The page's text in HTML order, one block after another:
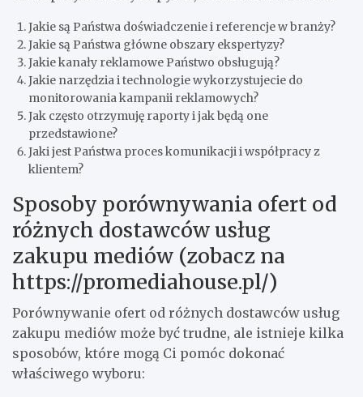
Jakie są Państwa doświadczenie i referencje w branży?
Jakie są Państwa główne obszary ekspertyzy?
Jakie kanały reklamowe Państwo obsługują?
Jakie narzędzia i technologie wykorzystujecie do
monitorowania kampanii reklamowych?
Jak często otrzymuję raporty i jak będą one
przedstawione?
Jaki jest Państwa proces komunikacji i współpracy z
klientem?
Sposoby porównywania ofert od
różnych dostawców usług
zakupu mediów (zobacz na
https://promediahouse.pl/)
Porównywanie ofert od różnych dostawców usług
zakupu mediów może być trudne, ale istnieje kilka
sposobów, które mogą Ci pomóc dokonać
właściwego wyboru: